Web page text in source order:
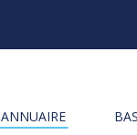
ANNUAIRE